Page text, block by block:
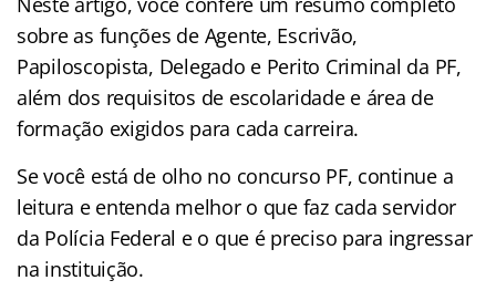
sobre as funções de Agente, Escrivão,
Papiloscopista, Delegado e Perito Criminal da PF,
além dos requisitos de escolaridade e área de
formação exigidos para cada carreira.
Se você está de olho no concurso PF, continue a
leitura e entenda melhor o que faz cada servidor
da Polícia Federal e o que é preciso para ingressar
na instituição.